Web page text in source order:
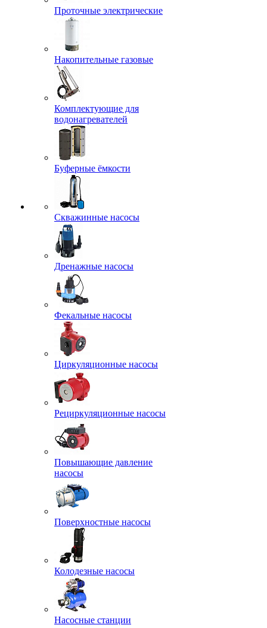
Проточные электрические
Накопительные газовые
Комплектующие для
водонагревателей
Буферные ёмкости
Скважинные насосы
Дренажные насосы
Фекальные насосы
Циркуляционные насосы
Рециркуляционные насосы
Повышающие давление
насосы
Поверхностные насосы
Колодезные насосы
Насосные станции